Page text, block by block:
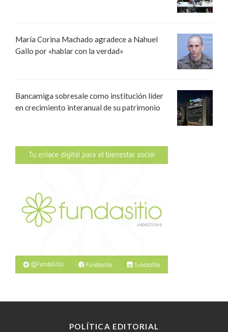
María Corina Machado agradece a Nahuel
Gallo por «hablar con la verdad»
Bancamiga sobresale como institución líder
en crecimiento interanual de su patrimonio
POLÍTICA EDITORIAL